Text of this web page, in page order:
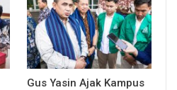
Gus Yasin Ajak Kampus